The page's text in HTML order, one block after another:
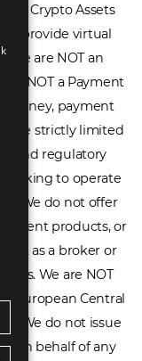
a Crypto Assets
provide virtual
We are NOT an
NOT a Payment
money, payment
are strictly limited
and regulatory
seeking to operate
We do not offer
products, or
act as a broker or
We are NOT
European Central
We do not issue
on behalf of any